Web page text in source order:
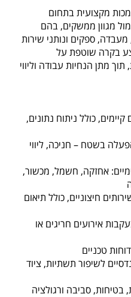
מקצועית בתחום
מגוון ממשקים, בהם
ספקים ונותני שירות
בקרה שוטפת על
מתן הנחיות עבודה וליווי
קיימים, כולל ניתוח נתונים,
בשטח – חניכה, ליווי
אחזקה, חשמל, מכשור,
חיצוניים, כולל תיאום
אירועים חריגים או
לשיפור תשתיות, ציוד